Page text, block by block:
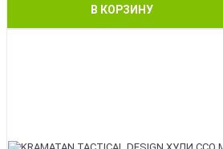
В КОРЗИНУ